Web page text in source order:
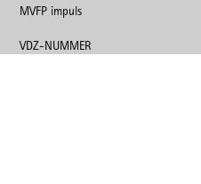
MVFP impuls
VDZ-NUMMER